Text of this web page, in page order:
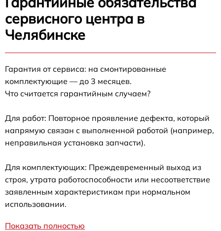
сервисного центра в
Челябинске
Гарантия от сервиса: на смонтированные
комплектующие — до 3 месяцев.
Что считается гарантийным случаем?
Для работ: Повторное проявление дефекта, который
напрямую связан с выполненной работой (например,
неправильная установка запчасти).
Для комплектующих: Преждевременный выход из
строя, утрата работоспособности или несоответствие
заявленным характеристикам при нормальном
использовании.
Показать полностью